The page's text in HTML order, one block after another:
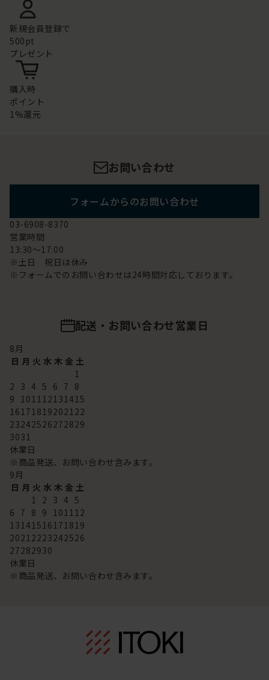
新規会員登録で
500pt
プレゼント
購入時
ポイント
1%還元
お問い合わせ
フォームからのお問い合わせ
03-6908-8370
営業時間
13:30～17:00
※土日 祝日は休み
※フォームでのお問い合わせは24時間対応しております。
配送・お問い合わせ営業日
8月
日 月 火 水 木 金 土
1
2 3 4 5 6 7 8
9 101112131415
16171819202122
23242526272829
3031
休業日
※商品発送、お問い合わせ含みます。
9月
日 月 火 水 木 金 土
1 2 3 4 5
6 7 8 9 101112
13141516171819
20212223242526
27282930
休業日
※商品発送、お問い合わせ含みます。